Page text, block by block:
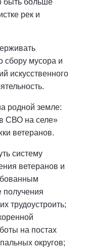
рек и
сбору мусора и
искусственного
родной земле:
СВО на селе»
ветеранов.
систему
ветеранов и
получения
трудоустроить;
на постах
округов;